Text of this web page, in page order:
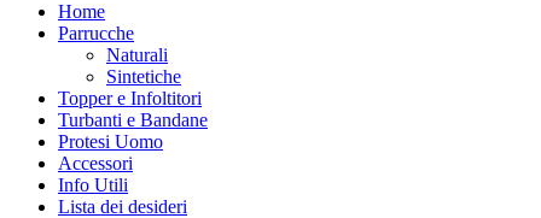
Home
Parrucche
Naturali
Sintetiche
Topper e Infoltitori
Turbanti e Bandane
Protesi Uomo
Accessori
Info Utili
Lista dei desideri